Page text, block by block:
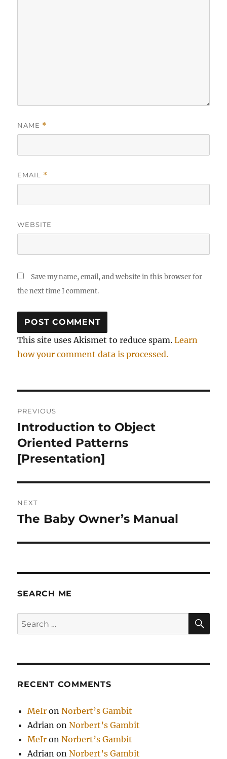
NAME *
EMAIL *
WEBSITE
Save my name, email, and website in this browser for
the next time I comment.
This site uses Akismet to reduce spam.Learn
how your comment data is processed.
navigation
PREVIOUS
Previous
post:
Introduction to Object
Oriented Patterns
[Presentation]
NEXT
Next
The Baby Owner’s Manual
SEARCH ME
Search
for:
RECENT COMMENTS
MeIr onNorbert’s Gambit
Adrian onNorbert’s Gambit
MeIr onNorbert’s Gambit
Adrian onNorbert’s Gambit